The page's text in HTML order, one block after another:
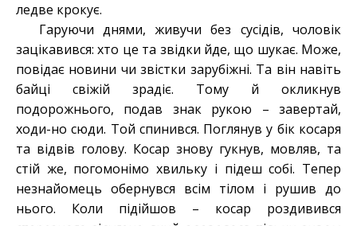
ледве крокує.
Гаруючи днями, живучи без сусідів, чоловік
зацікавився: хто це та звідки йде, що шукає. Може,
повідає новини чи звістки зарубіжні. Та він навіть
байці свіжій зрадіє. Тому й окликнув
подорожнього, подав знак рукою – завертай,
ходи-но сюди. Той спинився. Поглянув у бік косаря
та відвів голову. Косар знову гукнув, мовляв, та
стій же, погомонімо хвильку і підеш собі. Тепер
незнайомець обернувся всім тілом і рушив до
нього. Коли підійшов – косар роздивився